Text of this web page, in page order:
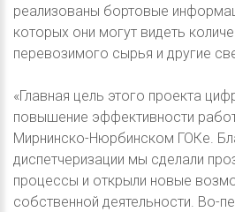
реализованы бортовые
которых они могут видеть
перевозимого сырья и другие
«Главная цель этого проекта
повышение эффективности
Мирнинско-Нюрбинском ГОКе.
диспетчеризации мы сделали
процессы и открыли новые
собственной деятельности. Во-